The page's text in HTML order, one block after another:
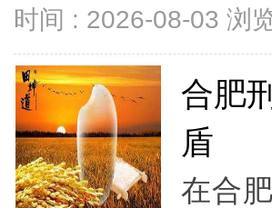
时间 : 2026-08-03 浏
合肥
盾
在合